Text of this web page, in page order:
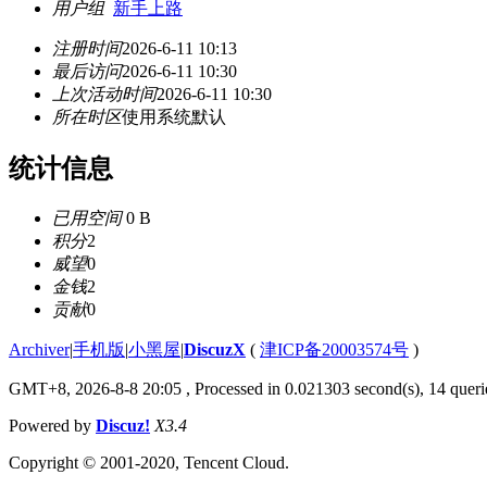
用户组 新手上路
注册时间2026-6-11 10:13
最后访问2026-6-11 10:30
上次活动时间2026-6-11 10:30
所在时区使用系统默认
统计信息
已用空间0 B
积分2
威望0
金钱2
贡献0
Archiver|手机版|小黑屋|DiscuzX ( 津ICP备20003574号 )
GMT+8, 2026-8-8 20:05 , Processed in 0.021303 second(s), 14
Powered by Discuz! X3.4
Copyright © 2001-2020, Tencent Cloud.